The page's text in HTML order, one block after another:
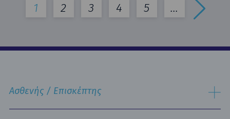
1 2 3 4 5 ...
Ασθενής / Επισκέπτης
Διαδικασία Εισαγωγής